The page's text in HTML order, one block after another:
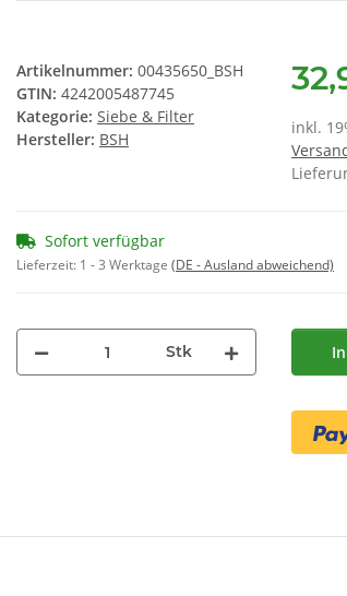
Artikelnummer: 00435650_BSH
GTIN: 4242005487745
Kategorie: Siebe & Filter
Hersteller: BSH
inkl.
Sofort verfügbar
Lieferzeit: 1 - 3 Werktage (DE - Ausland abweichend)
Stk
Siemens Brita Intenza
Wasserfilter TZ70003
*
1,74